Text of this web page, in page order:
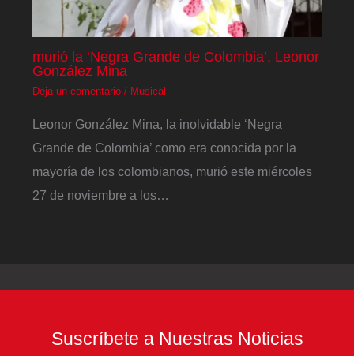
murió la ‘Negra Grande de Colombia’, Leonor
González Mina
Deja un comentario / Musical
Leonor González Mina, la inolvidable ‘Negra
Grande de Colombia’ como era conocida por la
mayoría de los colombianos, murió este miércoles
27 de noviembre a los…
Suscríbete a Nuestras Noticias